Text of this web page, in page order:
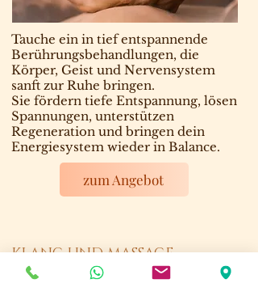
Tauche ein in tief entspannende
Berührungsbehandlungen, die
Körper, Geist und Nervensystem
sanft zur Ruhe bringen.
Sie fördern tiefe Entspannung, lösen
Spannungen, unterstützen
Regeneration und bringen dein
Energiesystem wieder in Balance.
zum Angebot
KLANG UND MASSAGE